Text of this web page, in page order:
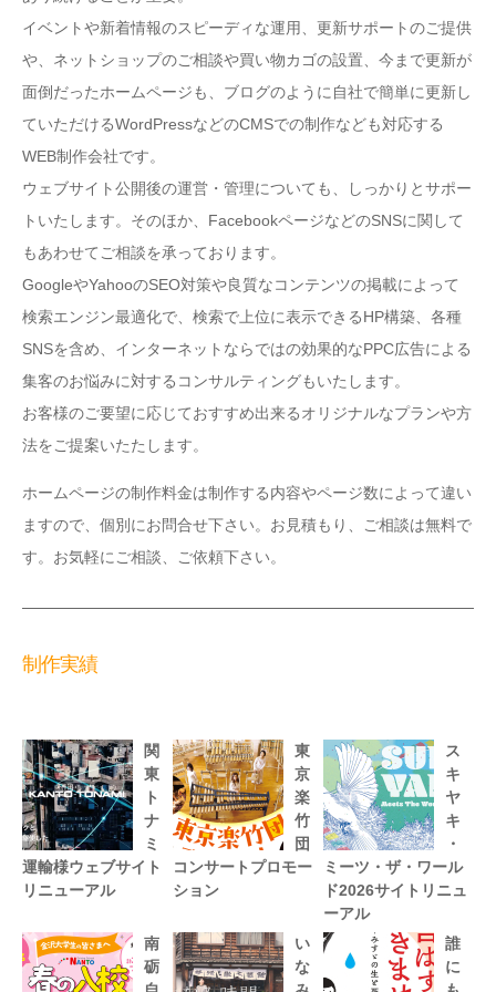
イベントや新着情報のスピーディな運用、更新サポートのご提供
や、ネットショップのご相談や買い物カゴの設置、今まで更新が
面倒だったホームページも、ブログのように自社で簡単に更新し
ていただけるWordPressなどのCMSでの制作なども対応する
WEB制作会社です。
ウェブサイト公開後の運営・管理についても、しっかりとサポー
トいたします。そのほか、FacebookページなどのSNSに関して
もあわせてご相談を承っております。
GoogleやYahooのSEO対策や良質なコンテンツの掲載によって
検索エンジン最適化で、検索で上位に表示できるHP構築、各種
SNSを含め、インターネットならではの効果的なPPC広告による
集客のお悩みに対するコンサルティングもいたします。
お客様のご要望に応じておすすめ出来るオリジナルなプランや方
法をご提案いたたします。
ホームページの制作料金は制作する内容やページ数によって違い
ますので、個別にお問合せ下さい。お見積もり、ご相談は無料で
す。お気軽にご相談、ご依頼下さい。
制作実績
関
東
ト
ナ
ミ
運輸様ウェブサイト
リニューアル
東
京
楽
竹
団
コンサートプロモー
ション
ス
キ
ヤ
キ
・
ミーツ・ザ・ワール
ド2026サイトリニュ
ーアル
南
砺
い
な
誰
に